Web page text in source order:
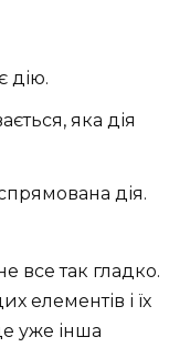
дію.
яка дія
дія.
все так гладко.
елементів і їх
уже інша